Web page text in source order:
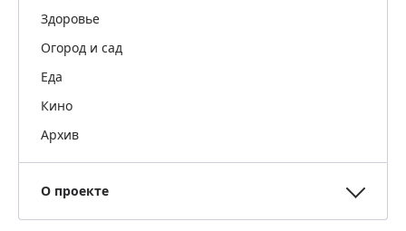
Здоровье
Огород и сад
Еда
Кино
Архив
О проекте